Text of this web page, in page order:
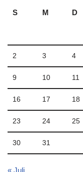
S
M D
2 3 4
9 10 11
16 17 18
23 24 25
30 31
« Juli